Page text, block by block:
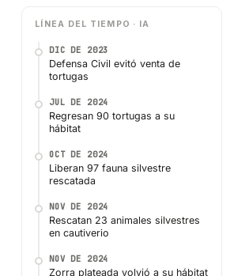
LÍNEA DEL TIEMPO · IA
DIC DE 2023
Defensa Civil evitó venta de
tortugas
JUL DE 2024
Regresan 90 tortugas a su
hábitat
OCT DE 2024
Liberan 97 fauna silvestre
rescatada
NOV DE 2024
Rescatan 23 animales silvestres
en cautiverio
NOV DE 2024
Zorra plateada volvió a su hábitat